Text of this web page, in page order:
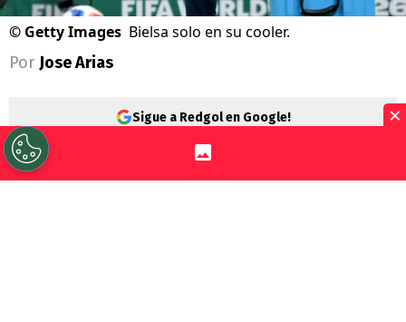
© Getty Images Bielsa solo en su cooler.
Por Jose Arias
Sigue a Redgol en Google! ×